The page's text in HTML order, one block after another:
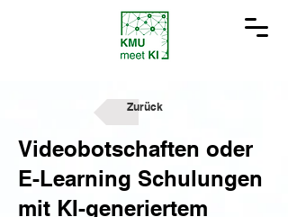
Zurück
Videobotschaften oder
E-Learning Schulungen
mit KI-generiertem